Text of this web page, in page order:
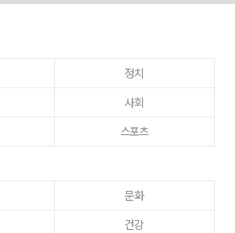
정치
사회
스포츠
문화
건강